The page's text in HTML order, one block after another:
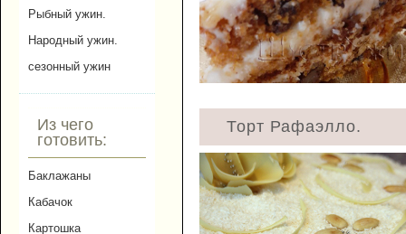
Рыбный ужин.
Народный ужин.
сезонный ужин
Из чего
готовить:
Баклажаны
Кабачок
Картошка
Торт Рафаэлло.